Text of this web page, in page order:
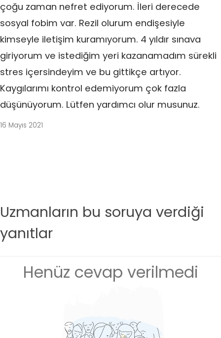
çoğu zaman nefret ediyorum. İleri derecede
sosyal fobim var. Rezil olurum endişesiyle
kimseyle iletişim kuramıyorum. 4 yıldır sınava
giriyorum ve istediğim yeri kazanamadım sürekli
stres içersindeyim ve bu gittikçe artıyor.
Kaygılarımı kontrol edemiyorum çok fazla
düşünüyorum. Lütfen yardımcı olur musunuz.
16 Mayıs 2021
Uzmanların bu soruya verdiği
yanıtlar
Henüz cevap verilmedi